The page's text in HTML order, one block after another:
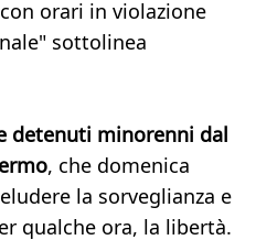
orari in violazione
sottolinea
detenuti minorenni dal
, che domenica
la sorveglianza e
qualche ora, la libertà.